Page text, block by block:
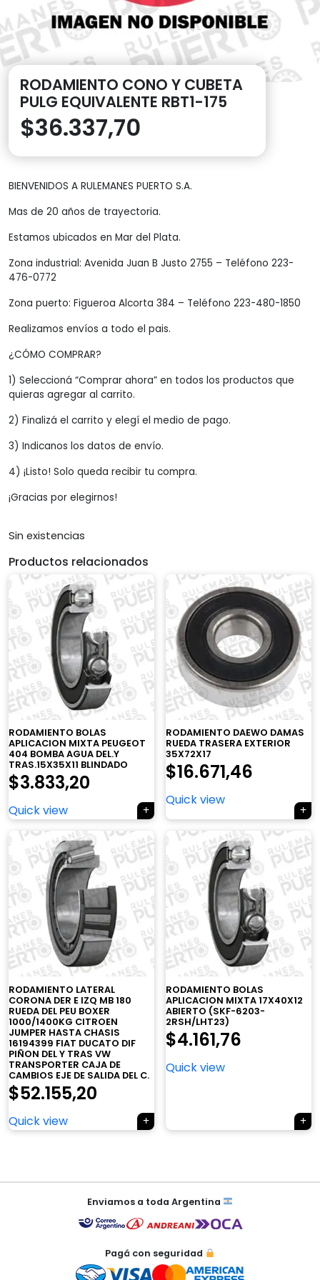
RODAMIENTO CONO Y CUBETA
PULG EQUIVALENTE RBT1-175
$36.337,70
BIENVENIDOS A RULEMANES PUERTO S.A.
Mas de 20 años de trayectoria.
Estamos ubicados en Mar del Plata.
Zona industrial: Avenida Juan B Justo 2755 – Teléfono 223-
476-0772
Zona puerto: Figueroa Alcorta 384 – Teléfono 223-480-1850
Realizamos envíos a todo el pais.
¿CÓMO COMPRAR?
1) Seleccioná “Comprar ahora” en todos los productos que
quieras agregar al carrito.
2) Finalizá el carrito y elegí el medio de pago.
3) Indicanos los datos de envío.
4) ¡Listo! Solo queda recibir tu compra.
¡Gracias por elegirnos!
Sin existencias
Productos relacionados
RODAMIENTO BOLAS
APLICACION MIXTA PEUGEOT
404 BOMBA AGUA DEL.Y
TRAS.15X35X11 BLINDADO
$3.833,20
Quick view
RODAMIENTO DAEWO DAMAS
RUEDA TRASERA EXTERIOR
35X72X17
$16.671,46
Quick view
RODAMIENTO LATERAL
CORONA DER E IZQ MB 180
RUEDA DEL PEU BOXER
1000/1400KG CITROEN
JUMPER HASTA CHASIS
16194399 FIAT DUCATO DIF
PIÑON DEL Y TRAS VW
TRANSPORTER CAJA DE
CAMBIOS EJE DE SALIDA DEL C.
$52.155,20
Quick view
RODAMIENTO BOLAS
APLICACION MIXTA 17X40X12
ABIERTO (SKF-6203-
2RSH/LHT23)
$4.161,76
Quick view
entradas
Enviamos a toda Argentina
Pagá con seguridad
Tu carrito está vacío.